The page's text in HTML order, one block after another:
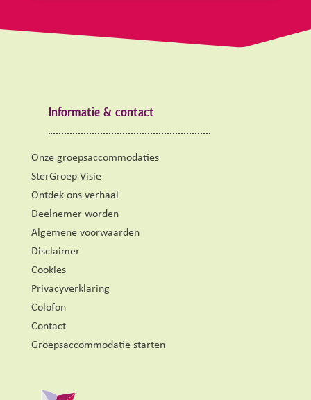
Informatie & contact
Onze groepsaccommodaties
SterGroep Visie
Ontdek ons verhaal
Deelnemer worden
Algemene voorwaarden
Disclaimer
Cookies
Privacyverklaring
Colofon
Contact
Groepsaccommodatie starten